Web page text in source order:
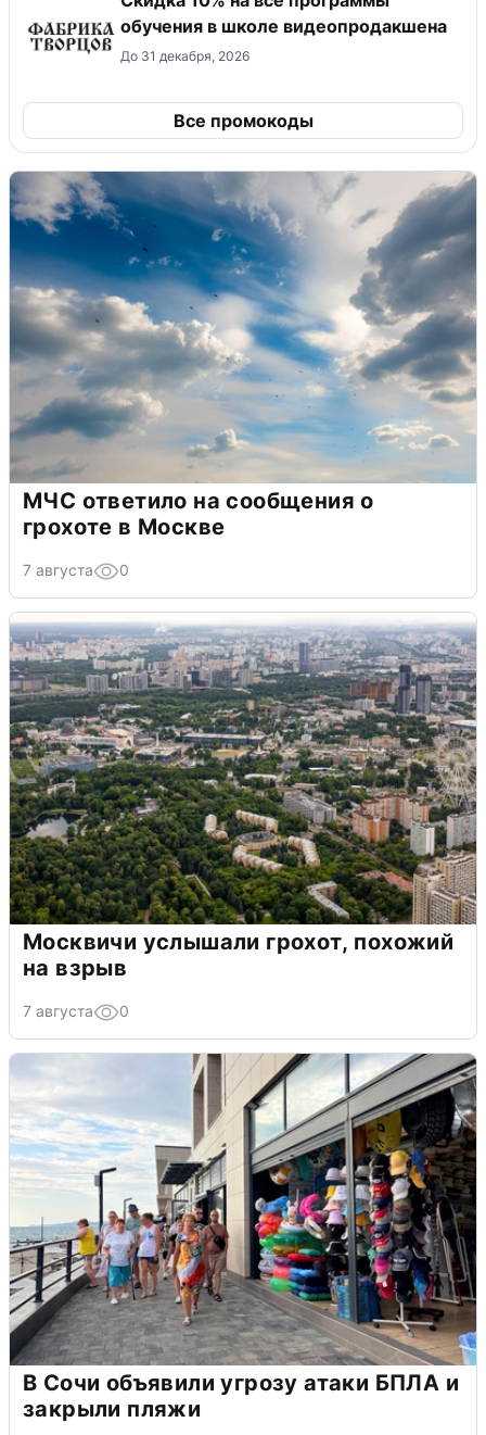
обучения в школе видеопродакшена
До 31 декабря, 2026
Все промокоды
МЧС ответило на сообщения о
грохоте в Москве
7 августа 0
Москвичи услышали грохот, похожий
на взрыв
7 августа 0
В Сочи объявили угрозу атаки БПЛА и
закрыли пляжи